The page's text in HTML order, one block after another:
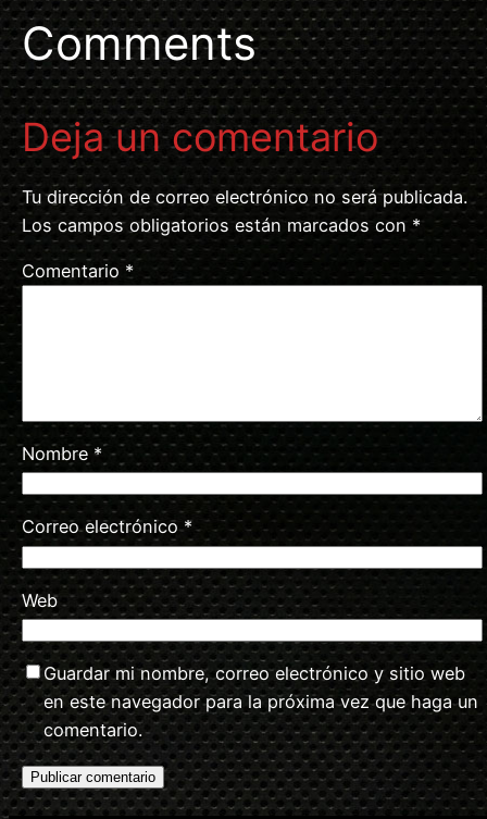
Comments
Deja un comentario
Tu dirección de correo electrónico no será publicada.
Los campos obligatorios están marcados con *
Comentario *
Nombre *
Correo electrónico*
Web
Guardar mi nombre, correo electrónico y sitio web
en este navegador para la próxima vez que haga un
comentario.